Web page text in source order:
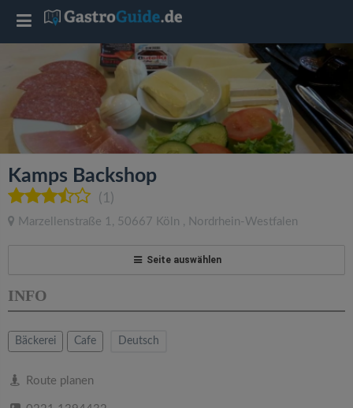
Kamps Backshop
(1)
Marzellenstraße 1 , 50667 Köln , Nordrhein-Westfalen
Seite auswählen
INFO
Bäckerei Cafe Deutsch
Route planen
T
g
l
e
a
v